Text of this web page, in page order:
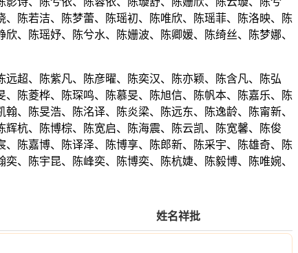
陈若洁、陈梦蕾、陈瑶初、陈唯欣、陈瑶菲、陈洛映、陈
、陈瑶妤、陈兮水、陈姗波、陈卿媛、陈绮丝、陈梦娜、
超、陈紫凡、陈彦曜、陈奕汉、陈亦颖、陈含凡、陈弘
陈菱桦、陈琛鸣、陈慕旻、陈旭信、陈帆本、陈嘉乐、陈
、陈旻浩、陈洺译、陈炎梁、陈远东、陈逸龄、陈甯新、
杭、陈博棕、陈宽启、陈海震、陈云凯、陈宽馨、陈俊
陈嘉博、陈译泽、陈博享、陈郎新、陈采宇、陈雄奇、陈
、陈宇昆、陈峰奕、陈博奕、陈杭婕、陈毅博、陈唯婉、
姓名祥批